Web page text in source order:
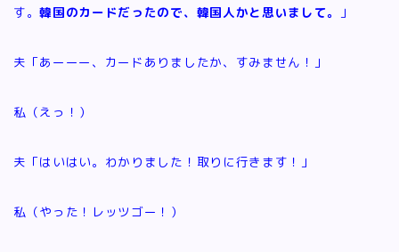
す。韓国のカードだったので、韓国人かと思いまして。 」
夫「あーーー、カードありましたか、すみません！」
私（えっ！）
夫「はいはい。わかりました！取りに行きます！」
私（やった！レッツゴー！）